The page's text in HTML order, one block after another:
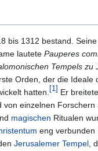
bis 1312 bestand.
lautete Pauperes
Tempels zu
Orden, der die Ideale
hatten. [1] Er
einzelnen
magischen Ritualen
eng verbunden
Jerusalemer Tempel ,